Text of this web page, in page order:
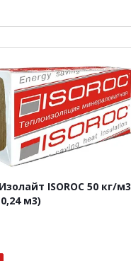
ISOROC 50 кг/м3
м3)